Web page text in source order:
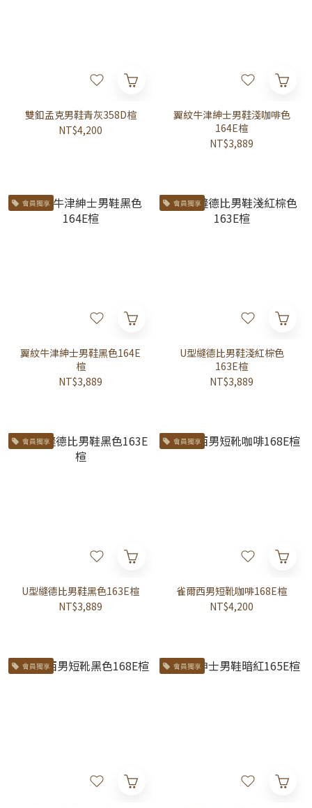
雙釦孟克男鞋青灰358D楦
NT$4,200
翼紋牛津紳士男鞋淺咖啡色
164E楦
NT$3,889
會員獨享
翼紋牛津紳士男鞋黑色164E
楦
NT$3,889
會員獨享
U型縫德比男鞋淺紅棕色
163E楦
NT$3,889
會員獨享
U型縫德比男鞋黑色163E楦
NT$3,889
會員獨享
雀爾西男短靴咖啡168E楦
NT$4,200
會員獨享 會員獨享